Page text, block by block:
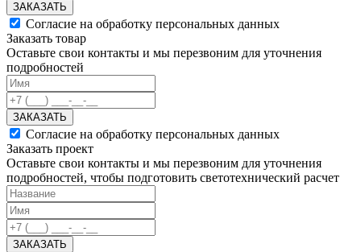
ЗАКАЗАТЬ
Согласие на обработку персональных данных
Заказать товар
Оставьте свои контакты и мы перезвоним для уточнения
подробностей
ЗАКАЗАТЬ
Согласие на обработку персональных данных
Заказать проект
Оставьте свои контакты и мы перезвоним для уточнения
подробностей, чтобы подготовить светотехнический расчет
ЗАКАЗАТЬ